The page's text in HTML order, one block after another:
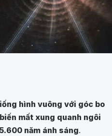
hình vuông với góc bo
mất xung quanh ngôi
năm ánh sáng.